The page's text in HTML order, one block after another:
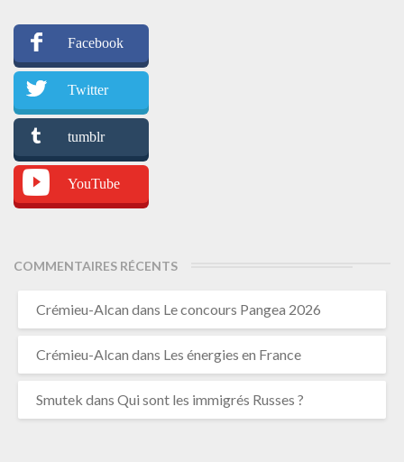
Facebook
Twitter
tumblr
YouTube
COMMENTAIRES RÉCENTS
Crémieu-Alcan dans Le concours Pangea 2026
Crémieu-Alcan dans Les énergies en France
Smutek dans Qui sont les immigrés Russes ?